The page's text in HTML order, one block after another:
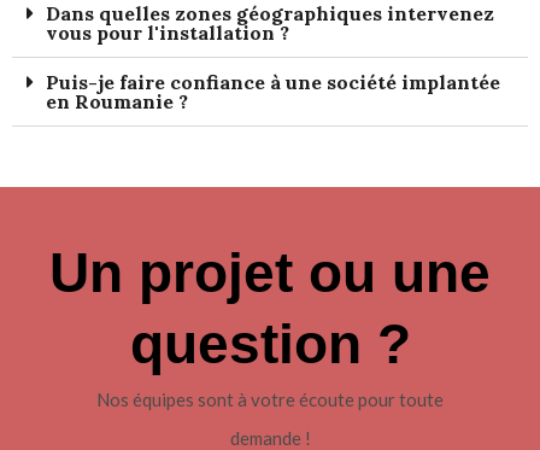
Dans quelles zones géographiques intervenez
vous pour l'installation ?
Puis-je faire confiance à une société implantée
en Roumanie ?
Un projet ou une
question ?
Nos équipes sont à votre écoute pour toute
demande !